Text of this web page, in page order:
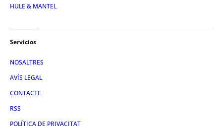
HULE & MANTEL
Servicios
NOSALTRES
AVÍS LEGAL
CONTACTE
RSS
POLÍTICA DE PRIVACITAT